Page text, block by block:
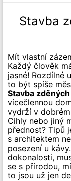
Stavba
Mít vlastní
Každý člověk
jasné! Rozdílné
to být spíše
Stavba zděných
vícečlennou
vydrží v
Cihly nebo jiný
přednost? Tipů
s architektem
posezení u
dokonalosti,
se s přírodou,
to jsou už jen